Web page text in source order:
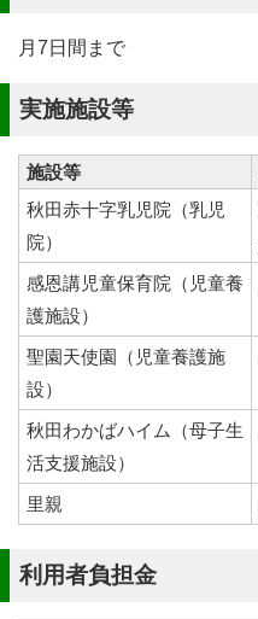
月7日間まで
実施施設等
施設等
秋田赤十字乳児院（乳児
院）
感恩講児童保育院（児童養
護施設）
聖園天使園（児童養護施
設）
秋田わかばハイム（母子生
活支援施設）
里親
利用者負担金